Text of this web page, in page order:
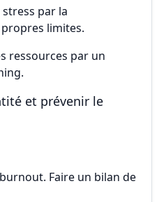
par la
limites.
ressources par un
et prévenir le
Faire un bilan de